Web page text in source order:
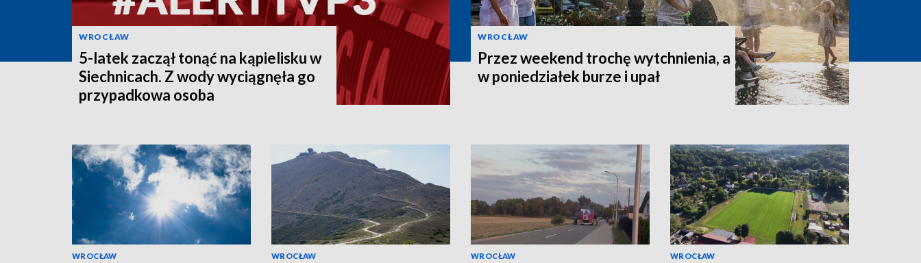
WROCŁAW
5-latek zaczął tonąć na kąpielisku w
Siechnicach. Z wody wyciągnęła go
przypadkowa osoba
WROCŁAW
Przez weekend trochę wytchnienia, a
w poniedziałek burze i upał
WROCŁAW WROCŁAW WROCŁAW WROCŁAW